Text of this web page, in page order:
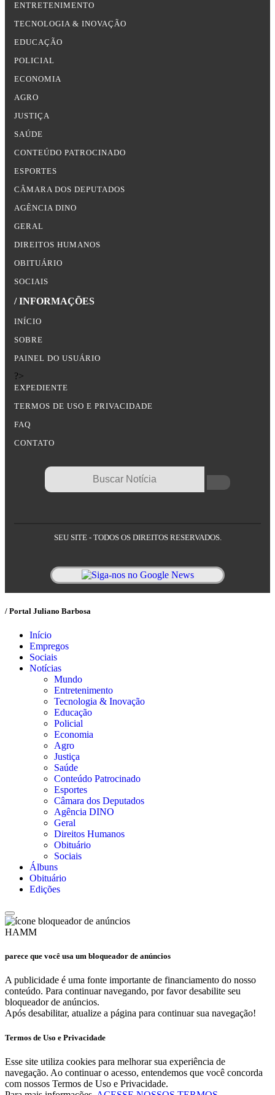
ENTRETENIMENTO
TECNOLOGIA & INOVAÇÃO
EDUCAÇÃO
POLICIAL
ECONOMIA
AGRO
JUSTIÇA
SAÚDE
CONTEÚDO PATROCINADO
ESPORTES
CÂMARA DOS DEPUTADOS
AGÊNCIA DINO
GERAL
DIREITOS HUMANOS
OBITUÁRIO
SOCIAIS
/ INFORMAÇÕES
INÍCIO
SOBRE
PAINEL DO USUÁRIO
?>
EXPEDIENTE
TERMOS DE USO E PRIVACIDADE
FAQ
CONTATO
SEU SITE - TODOS OS DIREITOS RESERVADOS.
/ Portal Juliano Barbosa
Início
Empregos
Sociais
Notícias
Mundo
Entretenimento
Tecnologia & Inovação
Educação
Policial
Economia
Agro
Justiça
Saúde
Conteúdo Patrocinado
Esportes
Câmara dos Deputados
Agência DINO
Geral
Direitos Humanos
Obituário
Sociais
Álbuns
Obituário
Edições
HAMM
parece que você usa um bloqueador de anúncios
A publicidade é uma fonte importante de financiamento do nosso
conteúdo. Para continuar navegando, por favor desabilite seu
bloqueador de anúncios.
Após desabilitar, atualize a página para continuar sua navegação!
Termos de Uso e Privacidade
Esse site utiliza cookies para melhorar sua experiência de
navegação. Ao continuar o acesso, entendemos que você concorda
com nossos Termos de Uso e Privacidade.